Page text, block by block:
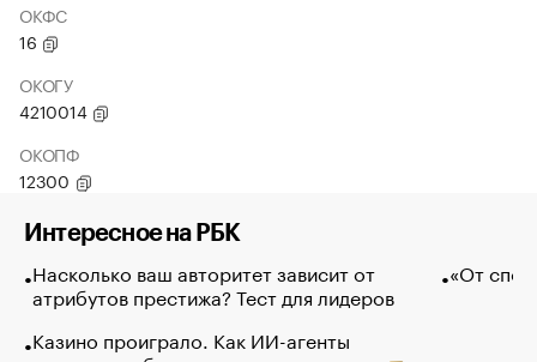
ОКФС
16
ОКОГУ
4210014
ОКОПФ
12300
Интересное на РБК
Насколько ваш авторитет зависит от
атрибутов престижа? Тест для лидеров
Казино проиграло. Как ИИ-агенты
«От